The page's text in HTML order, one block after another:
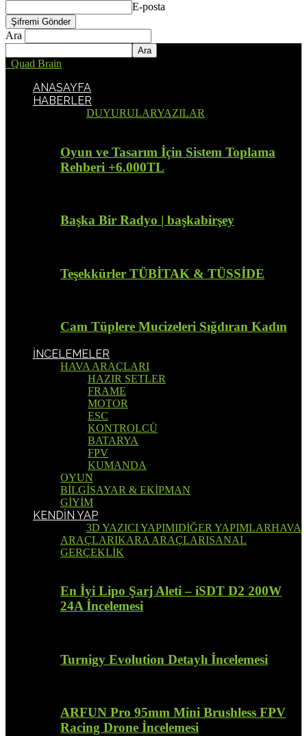
E-posta
Ara
Quad Brain
ANASAYFA
HABERLER
DUYURULARYAZILAR
Oyun ve Tasarım İçin Sistem Toplama
Rehberi +6.000TL
Başka Bir Radyo | başkabirşey
Teşekkürler TÜBİTAK & TÜSSİDE
Cam Tüplere Mucizeleri Sığdıran Kadın
İNCELEMELER
HAVA ARAÇLARI
HAZIR SETLER
FRAME
MOTOR
ESC
KONTROLCÜ
BATARYA
FPV
KUMANDA
OYUN
BİLGİSAYAR & EKİPMAN
GİYİM
KENDİN YAP
3D YAZICI YAPIMIDİĞER YAPIMLARHAVA
ARAÇLARIKARA ARAÇLARISANAL
GERÇEKLİK
En İyi Lipo Şarj Aleti – iSDT D2 200W
24A İncelemesi
Turnigy Evolution Detaylı İncelemesi
ARFUN Pro 95mm Mini Brushless FPV
Racing Drone İncelemesi